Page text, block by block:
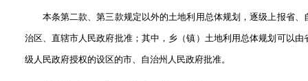
本条第二款、第三款规定以外的土地利用总体规划，逐级上报省、
治区、直辖市人民政府批准；其中，乡（镇）土地利用总体规划可以由
级人民政府授权的设区的市、自治州人民政府批准。